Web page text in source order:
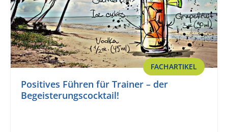
FACHARTIKEL
Positives Führen für Trainer – der
Begeisterungscocktail!